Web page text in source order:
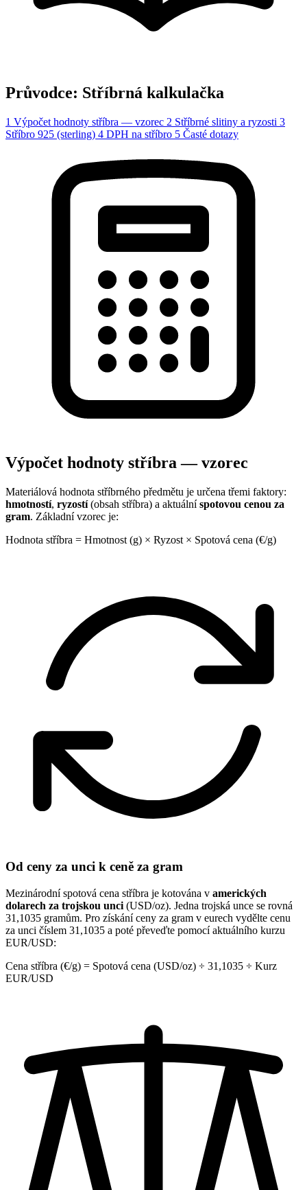
Průvodce: Stříbrná kalkulačka
1 Výpočet hodnoty stříbra — vzorec 2 Stříbrné slitiny a ryzosti 3
Stříbro 925 (sterling) 4 DPH na stříbro 5 Časté dotazy
Výpočet hodnoty stříbra — vzorec
Materiálová hodnota stříbrného předmětu je určena třemi faktory:
hmotností, ryzostí(obsah stříbra) a aktuálníspotovou cenou za
gram. Základní vzorec je:
Hodnota stříbra = Hmotnost (g) × Ryzost × Spotová cena (€/g)
Od ceny za unci k ceně za gram
Mezinárodní spotová cena stříbra je kotována v amerických
dolarech za trojskou unci (USD/oz). Jedna trojská unce se rovná
31,1035 gramům. Pro získání ceny za gram v eurech vydělte cenu
za unci číslem 31,1035 a poté převeďte pomocí aktuálního kurzu
EUR/USD:
Cena stříbra (€/g) = Spotová cena (USD/oz) ÷ 31,1035 ÷ Kurz
EUR/USD